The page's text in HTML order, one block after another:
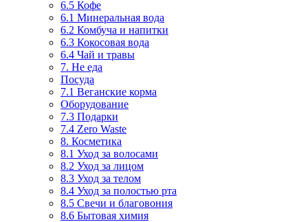
6.5 Кофе
6.1 Минеральная вода
6.2 Комбуча и напитки
6.3 Кокосовая вода
6.4 Чай и травы
7. Не еда
Посуда
7.1 Веганские корма
Оборудование
7.3 Подарки
7.4 Zero Waste
8. Косметика
8.1 Уход за волосами
8.2 Уход за лицом
8.3 Уход за телом
8.4 Уход за полостью рта
8.5 Свечи и благовония
8.6 Бытовая химия